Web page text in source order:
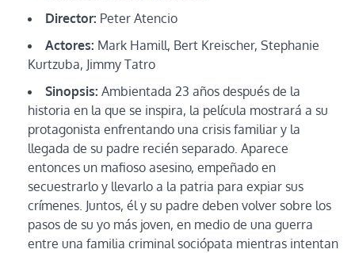
Director: Peter Atencio
Actores: Mark Hamill, Bert Kreischer, Stephanie
Kurtzuba, Jimmy Tatro
Sinopsis: Ambientada 23 años después de la
historia en la que se inspira, la película mostrará a su
protagonista enfrentando una crisis familiar y la
llegada de su padre recién separado. Aparece
entonces un mafioso asesino, empeñado en
secuestrarlo y llevarlo a la patria para expiar sus
crímenes. Juntos, él y su padre deben volver sobre los
pasos de su yo más joven, en medio de una guerra
entre una familia criminal sociópata mientras intentan